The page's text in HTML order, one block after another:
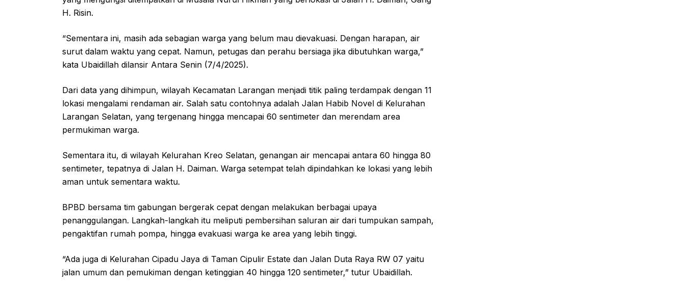
H. Risin.
“Sementara ini, masih ada sebagian warga yang belum mau dievakuasi. Dengan harapan, air
surut dalam waktu yang cepat. Namun, petugas dan perahu bersiaga jika dibutuhkan warga,”
kata Ubaidillah dilansir Antara Senin (7/4/2025).
Dari data yang dihimpun, wilayah Kecamatan Larangan menjadi titik paling terdampak dengan 11
lokasi mengalami rendaman air. Salah satu contohnya adalah Jalan Habib Novel di Kelurahan
Larangan Selatan, yang tergenang hingga mencapai 60 sentimeter dan merendam area
permukiman warga.
Sementara itu, di wilayah Kelurahan Kreo Selatan, genangan air mencapai antara 60 hingga 80
sentimeter, tepatnya di Jalan H. Daiman. Warga setempat telah dipindahkan ke lokasi yang lebih
aman untuk sementara waktu.
BPBD bersama tim gabungan bergerak cepat dengan melakukan berbagai upaya
penanggulangan. Langkah-langkah itu meliputi pembersihan saluran air dari tumpukan sampah,
pengaktifan rumah pompa, hingga evakuasi warga ke area yang lebih tinggi.
“Ada juga di Kelurahan Cipadu Jaya di Taman Cipulir Estate dan Jalan Duta Raya RW 07 yaitu
jalan umum dan pemukiman dengan ketinggian 40 hingga 120 sentimeter,” tutur Ubaidillah.